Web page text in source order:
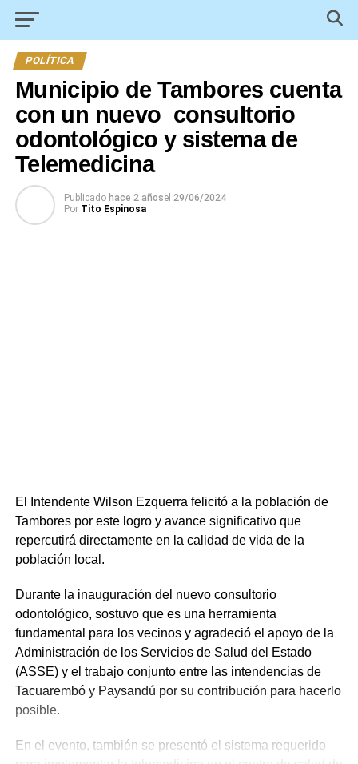
POLÍTICA
Municipio de Tambores cuenta
con un nuevo consultorio
odontológico y sistema de
Telemedicina
Publicado hace 2 añosel 29/06/2024
Por Tito Espinosa
El Intendente Wilson Ezquerra felicitó a la población de
Tambores por este logro y avance significativo que
repercutirá directamente en la calidad de vida de la
población local.
Durante la inauguración del nuevo consultorio
odontológico, sostuvo que es una herramienta
fundamental para los vecinos y agradeció el apoyo de la
Administración de los Servicios de Salud del Estado
(ASSE) y el trabajo conjunto entre las intendencias de
Tacuarembó y Paysandú por su contribución para hacerlo
posible.
En el evento, también se presentó el sistema requerido